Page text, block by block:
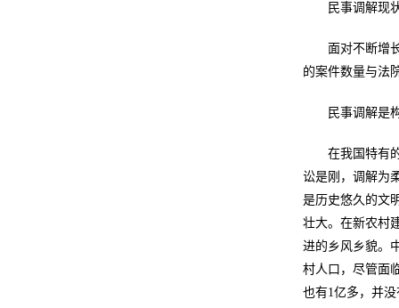
民事调解现
面对不断增
的案件数量与法
民事调解是
在我国特有
讼是刚，调解为
是历史悠久的文
壮大。在新农村
进的乡风乡貌。
村人口，尽管面
也有1亿多，并